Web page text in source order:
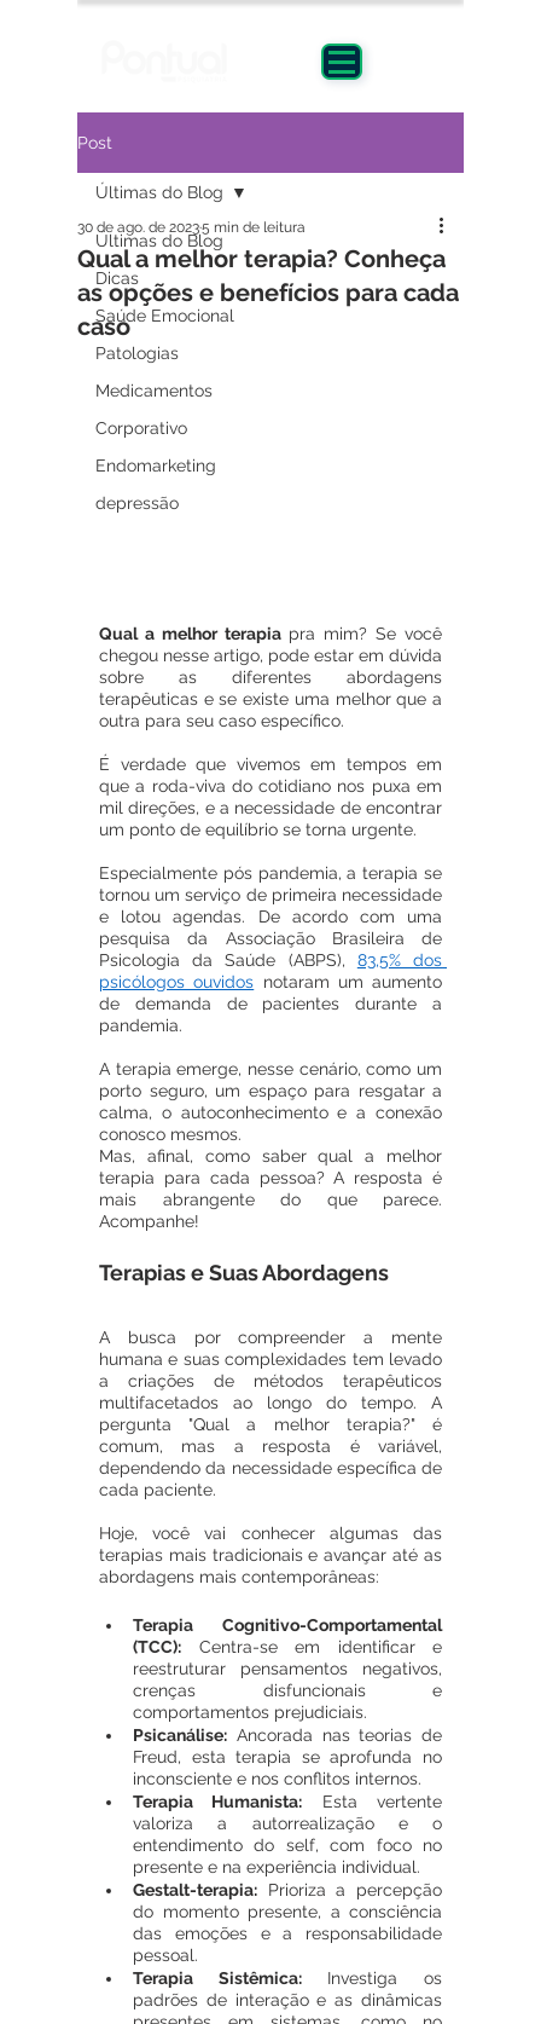
Post
Últimas do Blog
Dicas
Saúde Emocional
Patologias
Medicamentos
Corporativo
Endomarketing
depressão
Últimas do Blog
Qual a melhor terapia? Conheça
as opções e benefícios para cada
caso
30 de ago. de 20235 min de leitura
Qual a melhor terapia pra mim? Se você
chegou nesse artigo, pode estar em dúvida
sobre as diferentes abordagens
terapêuticas e se existe uma melhor que a
outra para seu caso específico.
É verdade que vivemos em tempos em
que a roda-viva do cotidiano nos puxa em
mil direções, e a necessidade de encontrar
um ponto de equilíbrio se torna urgente.
Especialmente pós pandemia, a terapia se
tornou um serviço de primeira necessidade
e lotou agendas. De acordo com uma
pesquisa da Associação Brasileira de
Psicologia da Saúde (ABPS), 83,5% dos
psicólogos ouvidos notaram um aumento
de demanda de pacientes durante a
pandemia.
A terapia emerge, nesse cenário, como um
porto seguro, um espaço para resgatar a
calma, o autoconhecimento e a conexão
conosco mesmos.
Mas, afinal, como saber qual a melhor
terapia para cada pessoa? A resposta é
mais abrangente do que parece.
Acompanhe!
Terapias e Suas Abordagens
A busca por compreender a mente
humana e suas complexidades tem levado
a criações de métodos terapêuticos
multifacetados ao longo do tempo. A
pergunta "Qual a melhor terapia?" é
comum, mas a resposta é variável,
dependendo da necessidade específica de
cada paciente.
Hoje, você vai conhecer algumas das
terapias mais tradicionais e avançar até as
abordagens mais contemporâneas:
Terapia Cognitivo-Comportamental
(TCC): Centra-se em identificar e
reestruturar pensamentos negativos,
crenças disfuncionais e
comportamentos prejudiciais.
Psicanálise: Ancorada nas teorias de
Freud, esta terapia se aprofunda no
inconsciente e nos conflitos internos.
Terapia Humanista: Esta vertente
valoriza a autorrealização e o
entendimento do self, com foco no
presente e na experiência individual.
Gestalt-terapia: Prioriza a percepção
do momento presente, a consciência
das emoções e a responsabilidade
pessoal.
Terapia Sistêmica: Investiga os
padrões de interação e as dinâmicas